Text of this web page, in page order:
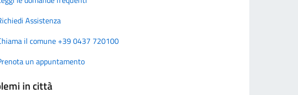
Assistenza
il comune +39 0437 720100
un appuntamento
in città